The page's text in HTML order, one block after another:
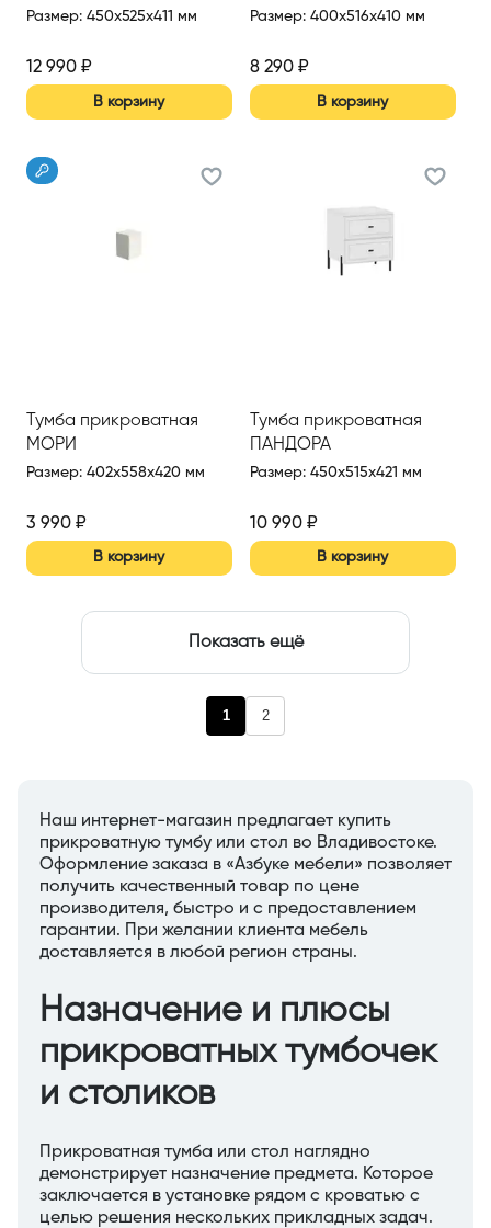
Размер: 450x525x411 мм
12 990 ₽
В корзину
Размер: 400x516x410 мм
8 290₽
В корзину
Тумба прикроватная
МОРИ
Размер: 402x558x420 мм
3 990 ₽
В корзину
Тумба прикроватная
ПАНДОРА
Размер: 450x515x421 мм
10 990₽
В корзину
Показать ещё
1 2
Наш интернет-магазин предлагает купить
прикроватную тумбу или стол во Владивостоке.
Оформление заказа в «Азбуке мебели» позволяет
получить качественный товар по цене
производителя, быстро и с предоставлением
гарантии. При желании клиента мебель
доставляется в любой регион страны.
Назначение и плюсы
прикроватных тумбочек
и столиков
Прикроватная тумба или стол наглядно
демонстрирует назначение предмета. Которое
заключается в установке рядом с кроватью с
целью решения нескольких прикладных задач.